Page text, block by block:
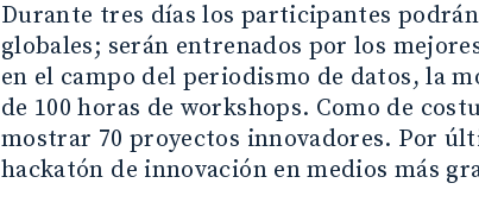
Durante tres días los participantes
globales; serán entrenados por los
en el campo del periodismo de datos, la
de 100 horas de workshops. Como de
mostrar 70 proyectos innovadores. Por
hackatón de innovación en medios más